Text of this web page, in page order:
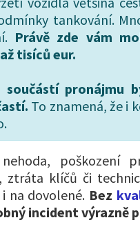
tankování.
Právě zde vám
tisíců eur.
součástí pronájmu
To znamená, že i
nehoda, poškození
ztráta klíčů či
na dovolené. Bez
incident výrazně